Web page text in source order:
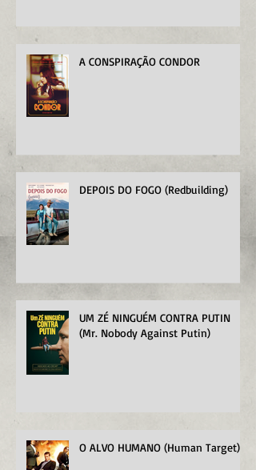
A CONSPIRAÇÃO CONDOR
DEPOIS DO FOGO (Redbuilding)
UM ZÉ NINGUÉM CONTRA PUTIN
(Mr. Nobody Against Putin)
O ALVO HUMANO (Human Target)